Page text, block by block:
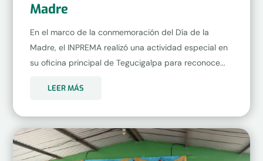
Madre
En el marco de la conmemoración del Día de la
Madre, el INPREMA realizó una actividad especial en
su oficina principal de Tegucigalpa para reconoce...
LEER MÁS